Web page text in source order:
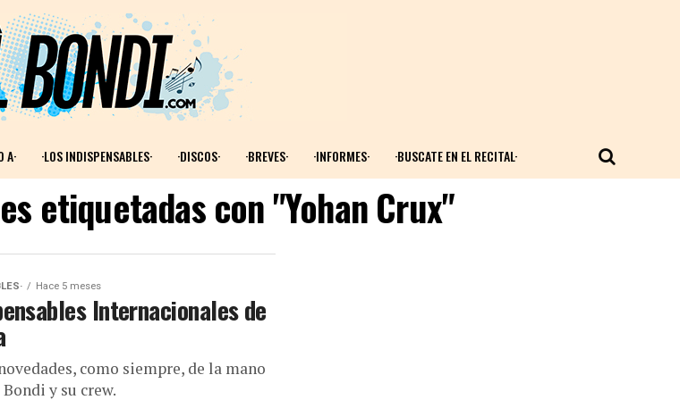
A· ·LOS INDISPENSABLES· ·DISCOS· ·BREVES· ·INFORMES· ·BUSCATE EN EL RECITAL·
etiquetadas con "Yohan Crux"
Hace 5 meses
Internacionales de
como siempre, de la mano
y su crew.